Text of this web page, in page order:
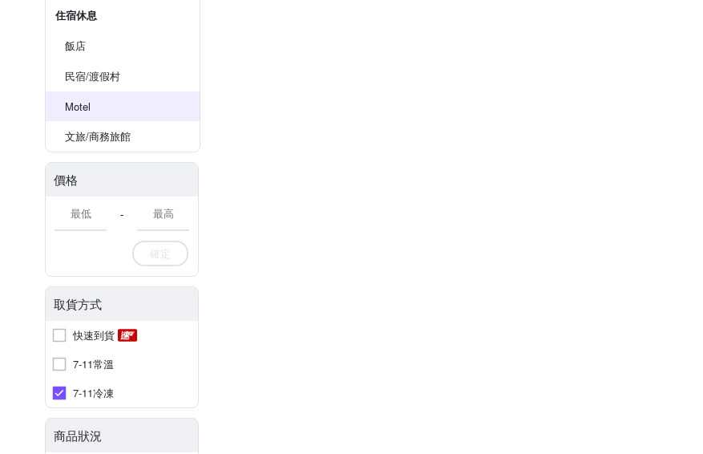
住宿休息
飯店
民宿/渡假村
Motel
文旅/商務旅館
價格
-
確定
取貨方式
快速到貨
7-11常溫
7-11冷凍
商品狀況